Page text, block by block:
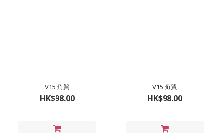
V15 角質
HK$98.00
V15 角質
HK$98.00